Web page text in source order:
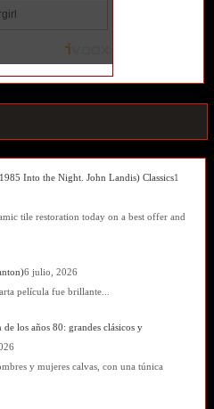
Into the Night. John Landis) Classics1
tile restoration today on a best offer and
6 julio, 2026
película fue brillante...
los años 80: grandes clásicos y
y mujeres calvas, con una túnica